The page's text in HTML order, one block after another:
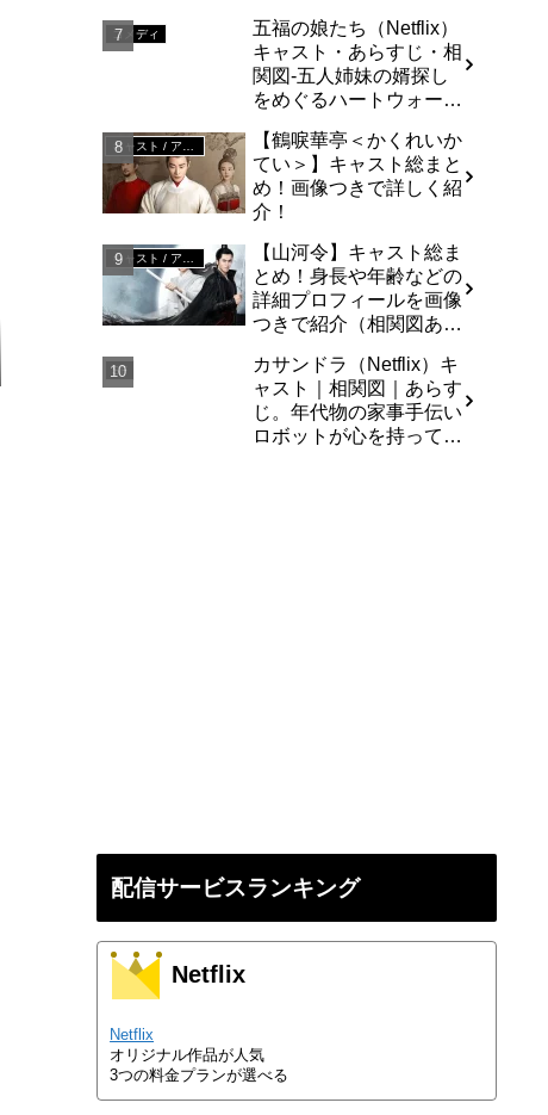
コメディ
五福の娘たち（Netflix）
キャスト・あらすじ・相
関図-五人姉妹の婿探し
をめぐるハートウォーミ
【鶴唳華亭＜かくれいか
てい＞】キャスト総まと
め！画像つきで詳しく紹
介！
【山河令】キャスト総ま
とめ！身長や年齢などの
詳細プロフィールを画像
つきで紹介（相関図あ
SF
カサンドラ（Netflix）キ
ャスト｜相関図｜あらす
じ。年代物の家事手伝い
ロボットが心を持って暴
配信サービスランキング
Netflix
Netflix
オリジナル作品が人気
3つの料金プランが選べる